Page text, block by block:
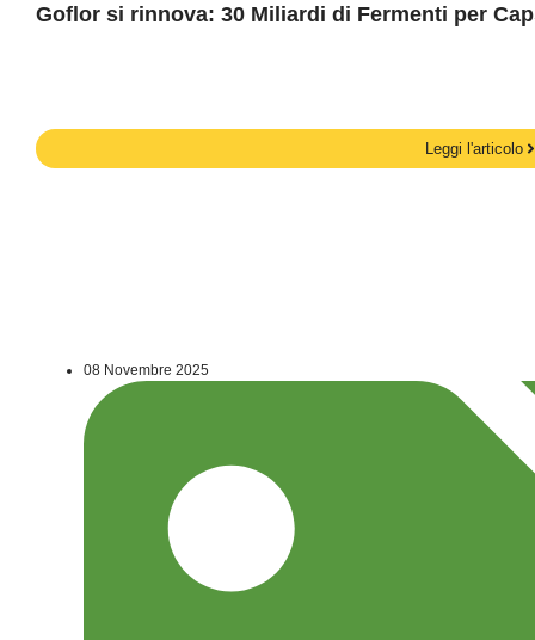
Goflor si rinnova: 30 Miliardi di Fermenti per
Leggi l'articolo
08 Novembre 2025